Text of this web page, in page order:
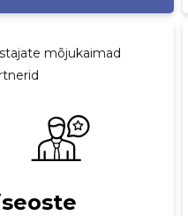
mõjukaimad